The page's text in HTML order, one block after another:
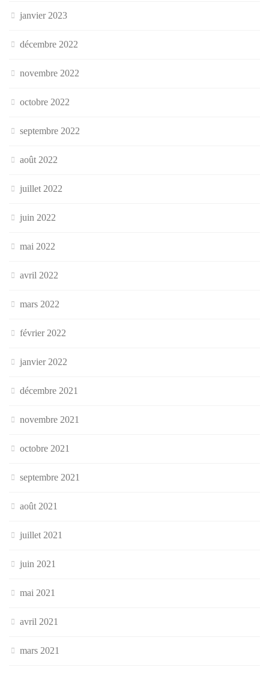
janvier 2023
décembre 2022
novembre 2022
octobre 2022
septembre 2022
août 2022
juillet 2022
juin 2022
mai 2022
avril 2022
mars 2022
février 2022
janvier 2022
décembre 2021
novembre 2021
octobre 2021
septembre 2021
août 2021
juillet 2021
juin 2021
mai 2021
avril 2021
mars 2021